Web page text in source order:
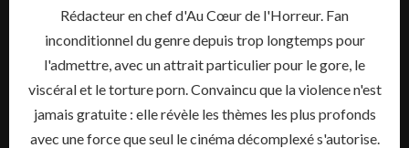
Rédacteur en chef d'Au Cœur de l'Horreur. Fan
inconditionnel du genre depuis trop longtemps pour
l'admettre, avec un attrait particulier pour le gore, le
viscéral et le torture porn. Convaincu que la violence n'est
jamais gratuite : elle révèle les thèmes les plus profonds
avec une force que seul le cinéma décomplexé s'autorise.